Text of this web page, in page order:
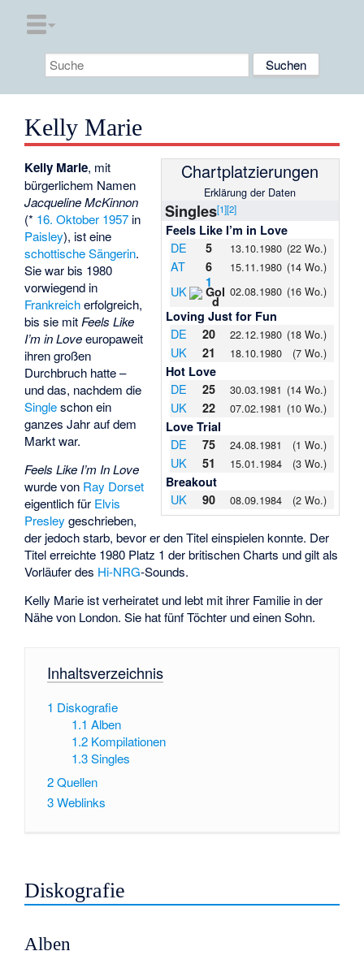
Kelly Marie
Chart­plat­zie­rungen
Erklärung der Daten
Singles[1][2]
Feels Like I’m in Love
DE 5 13.10.1980 (22 Wo.)
AT 6 15.11.1980 (14 Wo.)
UK
1
02.08.1980 (16 Wo.)
Loving Just for Fun
DE 20 22.12.1980 (18 Wo.)
UK 21 18.10.1980 (7 Wo.)
Hot Love
DE 25 30.03.1981 (14 Wo.)
UK 22 07.02.1981 (10 Wo.)
Love Trial
DE 75 24.08.1981 (1 Wo.)
UK 51 15.01.1984 (3 Wo.)
Breakout
UK 90 08.09.1984 (2 Wo.)
Kelly Marie, mit
bürgerlichem Namen
Jacqueline McKinnon
(* 16. Oktober 1957 in
Paisley), ist eine
schottische Sängerin.
Sie war bis 1980
vorwiegend in
Frankreicherfolgreich,
bis sie mitFeels Like
I’m in Loveeuropaweit
ihren großen
Durchbruch hatte –
und das, nachdem die
Singleschon ein
ganzes Jahr auf dem
Markt war.
Feels Like I’m In Love
wurde von Ray Dorset
eigentlich für Elvis
Presley geschrieben,
der jedoch starb, bevor er den Titel einspielen konnte. Der
Titel erreichte 1980 Platz 1 der britischen Charts und gilt als
Vorläufer des Hi-NRG-Sounds.
Kelly Marie ist verheiratet und lebt mit ihrer Familie in der
Nähe von London. Sie hat fünf Töchter und einen Sohn.
Inhaltsverzeichnis
1 Diskografie
1.1 Alben
1.2 Kompilationen
1.3 Singles
2Quellen
3Weblinks
Diskografie
Alben